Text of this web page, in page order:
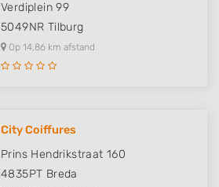
Verdiplein 99
5049NR Tilburg
Op 14,86 km afstand
City Coiffures
Prins Hendrikstraat 160
4835PT Breda